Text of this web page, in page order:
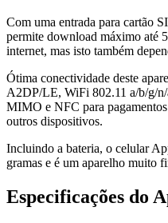
Com uma entrada para cartão
permite download máximo até
internet, mas isto também
Ótima conectividade deste
A2DP/LE, WiFi 802.11 a/b/g/
MIMO e NFC para
outros dispositivos.
Incluindo a bateria, o celular
gramas e é um aparelho muito
Especificações do